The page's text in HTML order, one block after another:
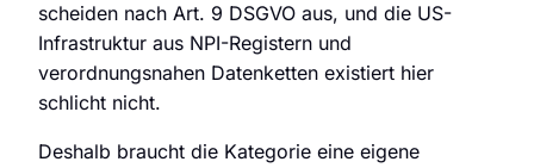
hello@datascale.de
scheiden nach Art. 9 DSGVO aus, und die US-
Infrastruktur aus NPI-Registern und
verordnungsnahen Datenketten existiert hier
schlicht nicht.
Deshalb braucht die Kategorie eine eigene